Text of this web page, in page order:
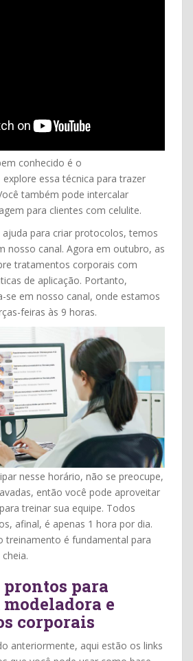
conhecido é o
explore essa técnica para trazer
também pode intercalar
para clientes com celulite.
ajuda para criar protocolos, temos
nosso canal. Agora em outubro, as
tratamentos corporais com
de aplicação. Portanto,
se em nosso canal, onde estamos
feiras às 9 horas.
nesse horário, não se preocupe,
então você pode aproveitar
treinar sua equipe. Todos
afinal, é apenas 1 hora por dia.
treinamento é fundamental para
para
e
corporais
anteriormente, aqui estão os links